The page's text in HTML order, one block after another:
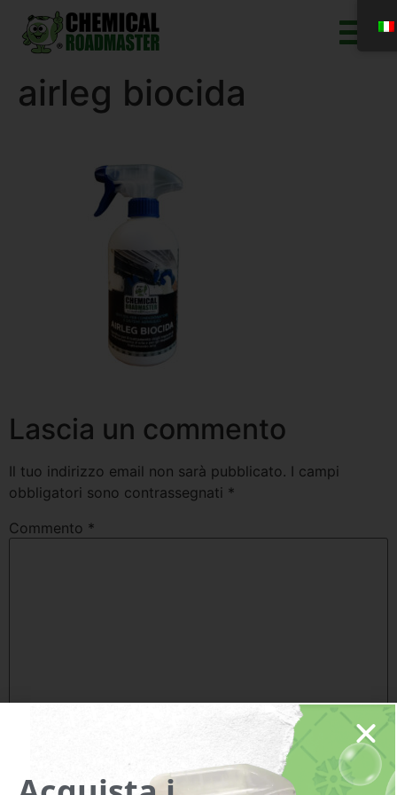
airleg biocida
Lascia un commento
Il tuo indirizzo email non sarà pubblicato. I campi
obbligatori sono contrassegnati *
Commento *